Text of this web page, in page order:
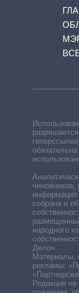
обязательна
информация
собрана и
народного
Дело».
Материалы,
рекламы:
Редакция не